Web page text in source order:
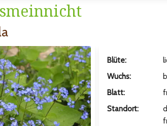
Blüte:
Wuchs:
Blatt:
Standort: